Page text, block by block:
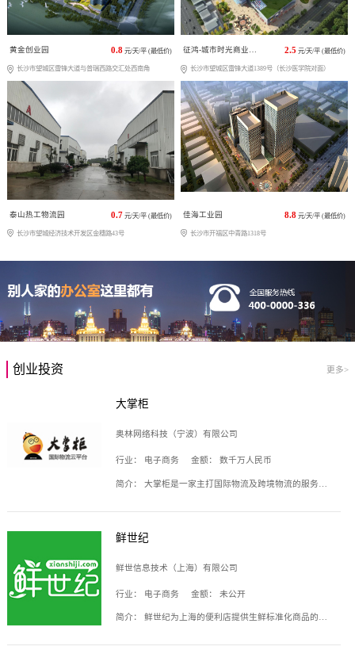
黄金创业园 0.8 元/天/平 (最低价)
长沙市望城区雷锋大道与普瑞西路交汇处西南角
征鸿-城市时光商业广场 2.5 元/天/平 (最低价)
长沙市望城区雷锋大道1389号（长沙医学院对面）
泰山热工物流园 0.7 元/天/平 (最低价)
长沙市望城经济技术开发区金穗路43号
佳海工业园 8.8 元/天/平 (最低价)
长沙市开福区中青路1318号
创业投资 更多>
大掌柜
奥林网络科技（宁波）有限公司
行业： 电子商务 金额： 数千万人民币
简介： 大掌柜是一家主打国际物流及跨境物流的服务云平台，致力于帮助全球国际物流企业在互联网上建立自己的平台，核心产品包括运价通、生意通、业务通、订舱通、招财通等，奥林网络科技（宁波）有限公司旗下产品。
鲜世纪
鲜世信息技术（上海）有限公司
行业： 电子商务 金额： 未公开
简介： 鲜世纪为上海的便利店提供生鲜标准化商品的供应链服务，帮商家解决生鲜采购、运营问题，帮助商家销售。平台提供的商品覆盖果蔬肉类、常温与低温奶制品、冷冻食品、零食饮料、粮油副食、居家洗护等多个品类，上架SKU3000余个。公司建立了近万平方米的仓储场地和物流配送体系，为合作商家提供快速配送服务。